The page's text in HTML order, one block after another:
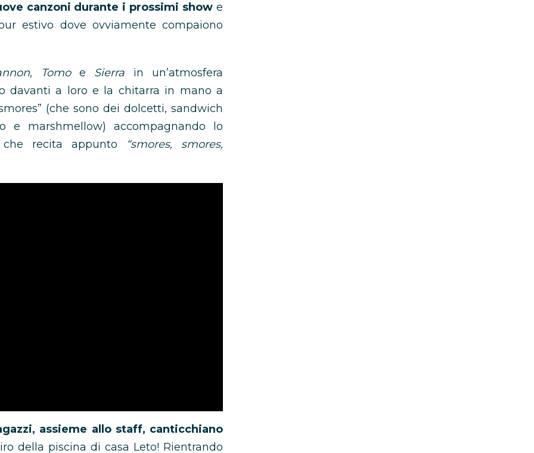
canzoni durante i prossimi show e
estivo dove ovviamente compaiono
Tomoe Sierra in un’atmosfera
davanti a loro e la chitarra in mano a
(che sono dei dolcetti, sandwich
e marshmellow) accompagnando lo
recita appunto
“smores, smores,
assieme allo staff, canticchiano
della piscina di casa Leto! Rientrando